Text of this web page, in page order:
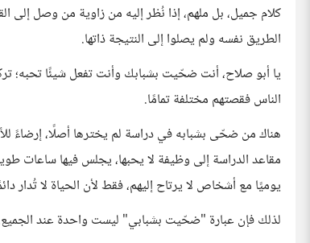
كلام جميل، بل ملهم، إذا نُظر إليه من زاوية من وصل إلى
الطريق نفسه ولم يصلوا إلى النتيجة ذاتها.
يا أبو صلاح، أنت ضحّيت بشبابك وأنت تفعل شيئًا تحبه؛
الناس فقصتهم مختلفة تمامًا.
هناك من ضحّى بشبابه في دراسة لم يخترها أصلًا، إرضاءً
مقاعد الدراسة إلى وظيفة لا يحبها، يجلس فيها ساعات
يوميًا مع أشخاص لا يرتاح إليهم، فقط لأن الحياة لا تُدار
لذلك فإن عبارة "ضحّيت بشبابي" ليست واحدة عند